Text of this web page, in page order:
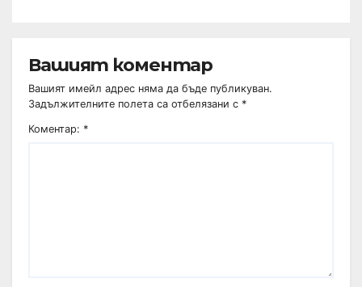
Вашият коментар
Вашият имейл адрес няма да бъде публикуван.
Задължителните полета са отбелязани с *
Коментар: *